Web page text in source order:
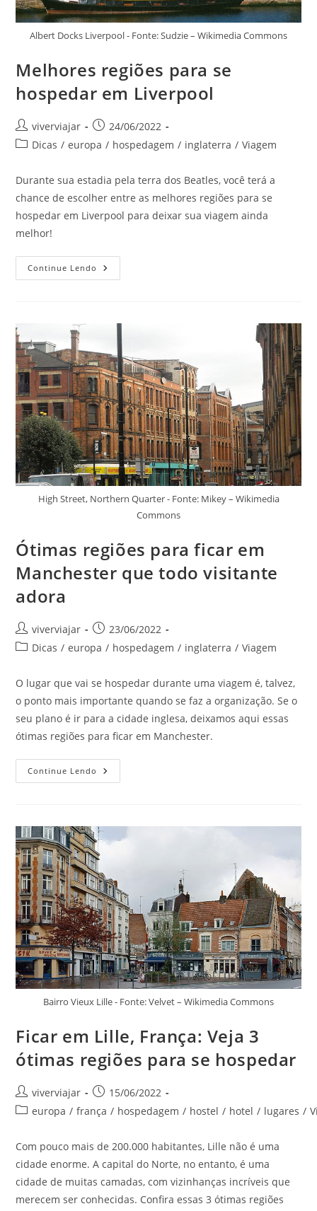
Albert Docks Liverpool - Fonte: Sudzie – Wikimedia Commons
Melhores regiões para se
hospedar em Liverpool
Autor
do
viverviajar
Post
publicado:
24/06/2022
Categoria
post:
Dicas / europa / hospedagem / inglaterra / Viagem
Durante sua estadia pela terra dos Beatles, você terá a
chance de escolher entre as melhores regiões para se
hospedar em Liverpool para deixar sua viagem ainda
melhor!
Continue Lendo Melhores
Regiões
Liverpool
High Street, Northern Quarter - Fonte: Mikey – Wikimedia
Commons
Ótimas regiões para ficar em
Manchester que todo visitante
adora
Autor
do
viverviajar
Post
publicado:
23/06/2022
Categoria
post:
Dicas / europa / hospedagem / inglaterra / Viagem
O lugar que vai se hospedar durante uma viagem é, talvez,
o ponto mais importante quando se faz a organização. Se o
seu plano é ir para a cidade inglesa, deixamos aqui essas
ótimas regiões para ficar em Manchester.
Continue Lendo Ótimas
Regiões
Que
Todo
Visitante
Adora
Bairro Vieux Lille - Fonte: Velvet – Wikimedia Commons
Ficar em Lille, França: Veja 3
ótimas regiões para se hospedar
Autor
do
viverviajar
Post
publicado:
15/06/2022
Categoria
europa / frança / hospedagem / hostel / hotel / lugares /
Com pouco mais de 200.000 habitantes, Lille não é uma
cidade enorme. A capital do Norte, no entanto, é uma
cidade de muitas camadas, com vizinhanças incríveis que
merecem ser conhecidas. Confira essas 3 ótimas regiões